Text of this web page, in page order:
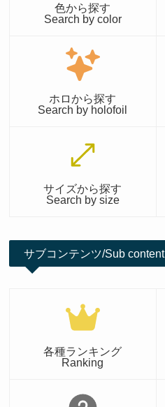
色から探す
Search by color
ホロから探す
Search by holofoil
サイズから探す
Search by size
サブコンテンツ/Sub content
各種ランキング
Ranking